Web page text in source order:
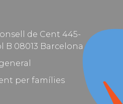
de Cent 445-
B 08013 Barcelona
per famílies